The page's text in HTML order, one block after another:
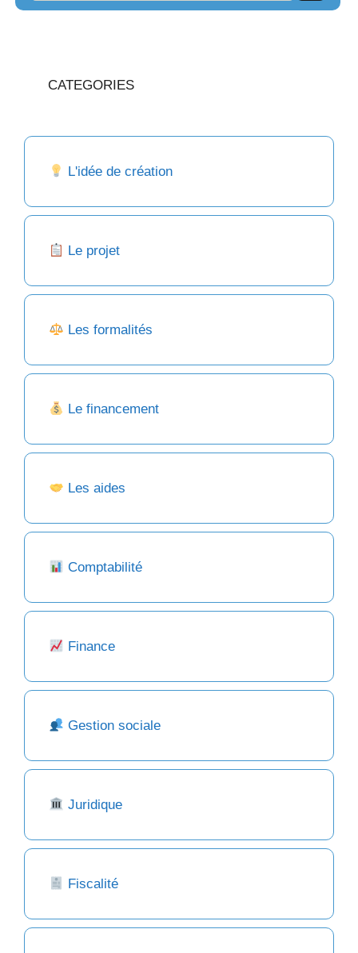
CATEGORIES
L'idée de création
Le projet
Les formalités
Le financement
Les aides
Comptabilité
Finance
Gestion sociale
Juridique
Fiscalité